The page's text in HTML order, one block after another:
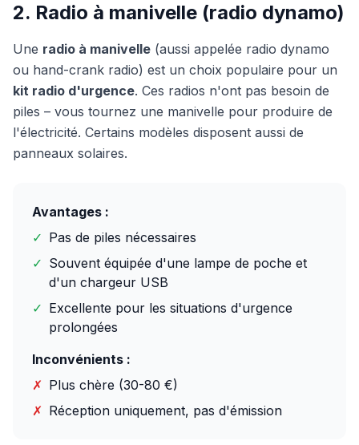
2. Radio à manivelle (radio dynamo)
Une radio à manivelle (aussi appelée radio dynamo
ou hand-crank radio) est un choix populaire pour un
kit radio d'urgence. Ces radios n'ont pas besoin de
piles – vous tournez une manivelle pour produire de
l'électricité. Certains modèles disposent aussi de
panneaux solaires.
Avantages :
✓ Pas de piles nécessaires
✓ Souvent équipée d'une lampe de poche et
d'un chargeur USB
✓ Excellente pour les situations d'urgence
prolongées
Inconvénients :
✗ Plus chère (30-80 €)
✗ Réception uniquement, pas d'émission